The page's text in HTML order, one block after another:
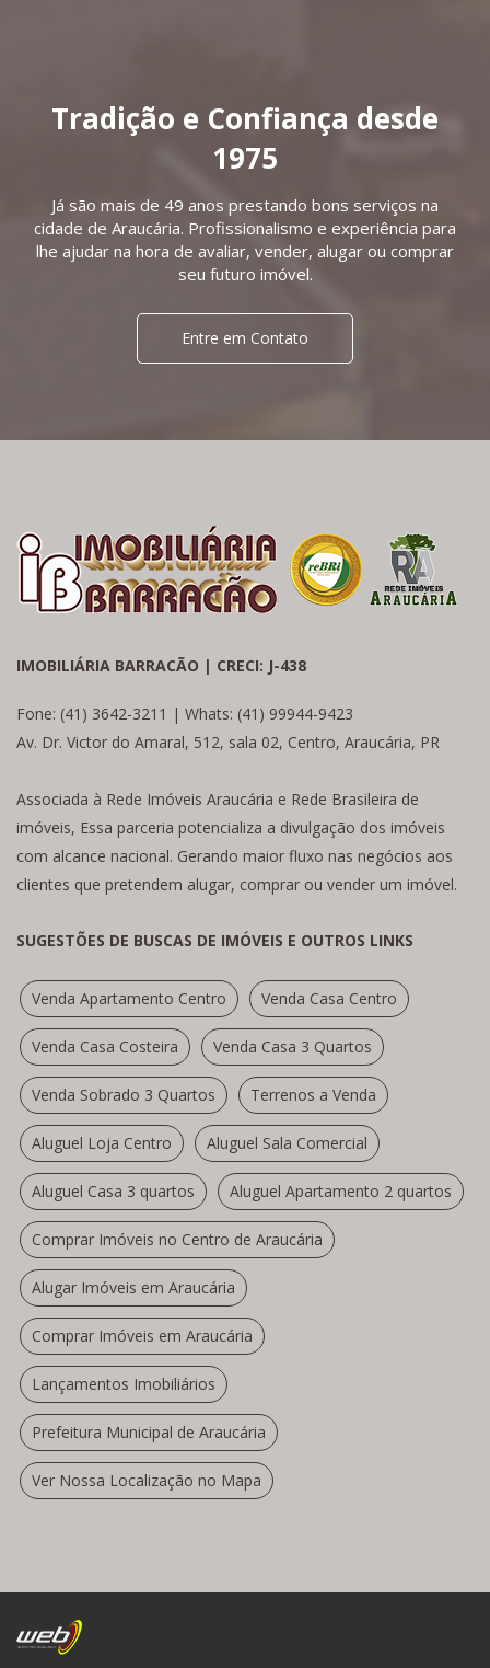
Tradição e Confiança desde
1975
Já são mais de 49 anos prestando bons serviços na
cidade de Araucária. Profissionalismo e experiência para
lhe ajudar na hora de avaliar, vender, alugar ou comprar
seu futuro imóvel.
Entre em Contato
IMOBILIÁRIA BARRACÃO | CRECI: J-438
Fone: (41) 3642-3211 | Whats: (41) 99944-9423
Av. Dr. Victor do Amaral, 512, sala 02, Centro, Araucária, PR
Associada à Rede Imóveis Araucária e Rede Brasileira de
imóveis, Essa parceria potencializa a divulgação dos imóveis
com alcance nacional. Gerando maior fluxo nas negócios aos
clientes que pretendem alugar, comprar ou vender um imóvel.
SUGESTÕES DE BUSCAS DE IMÓVEIS E OUTROS LINKS
Venda Apartamento Centro Venda Casa Centro
Venda Casa Costeira Venda Casa 3 Quartos
Venda Sobrado 3 Quartos Terrenos a Venda
Aluguel Loja Centro Aluguel Sala Comercial
Aluguel Casa 3 quartos Aluguel Apartamento 2 quartos
Comprar Imóveis no Centro de Araucária
Alugar Imóveis em Araucária
Comprar Imóveis em Araucária
Lançamentos Imobiliários
Prefeitura Municipal de Araucária
Ver Nossa Localização no Mapa